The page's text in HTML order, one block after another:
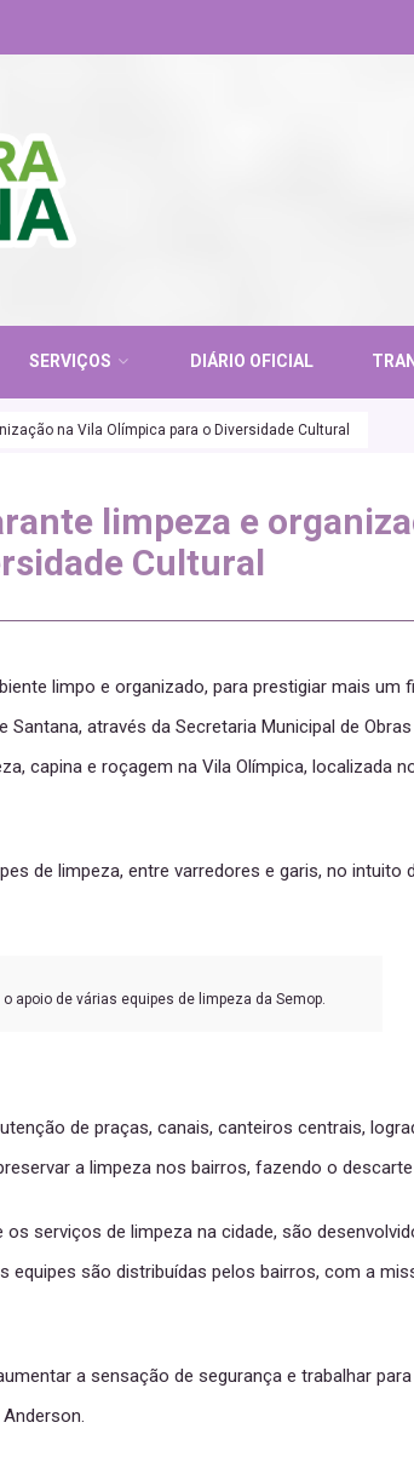
SERVIÇOS DIÁRIO OFICIAL
na Vila Olímpica para o Diversidade Cultural
limpeza e
Cultural
limpo e organizado, para prestigiar mais um
através da Secretaria Municipal de
capina e roçagem na Vila Olímpica, localizada
de limpeza, entre varredores e garis, no intuito
apoio de várias equipes de limpeza da Semop.
de praças, canais, canteiros centrais,
a limpeza nos bairros, fazendo o
serviços de limpeza na cidade, são
equipes são distribuídas pelos bairros, com a
a sensação de segurança e trabalhar